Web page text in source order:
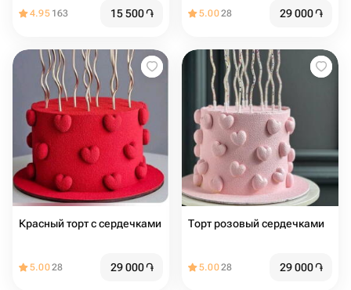
4.95 163 15 500֏ 5.0028 29 000֏
Красный торт с сердечками
5.0028 29 000֏
Торт розовый сердечками
5.0028 29 000֏